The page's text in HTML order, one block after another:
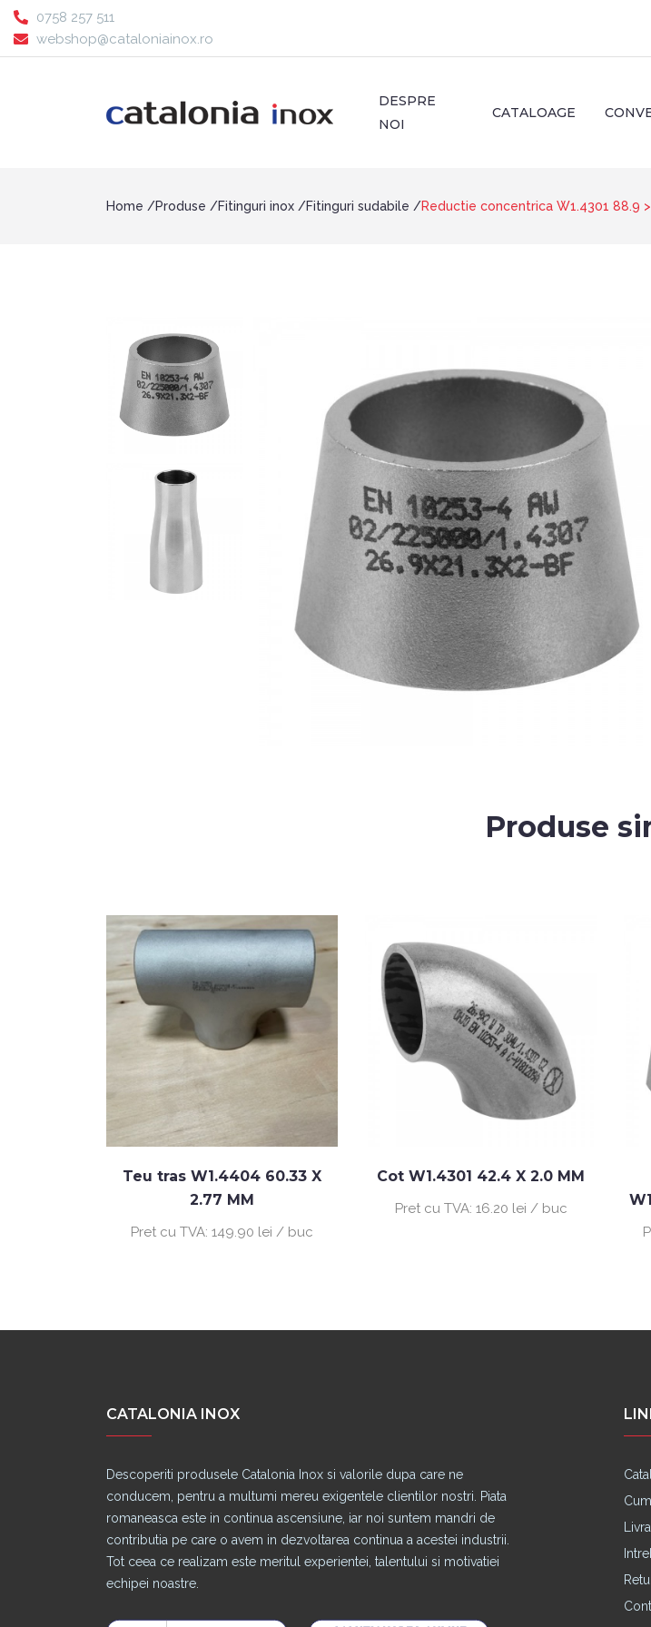
0758 257 511
webshop@cataloniainox.ro
DESPRE
NOI
CATALOAGE
Home Produse Fitinguri inox Fitinguri sudabile Reductie concentrica W1.4301 88.9
Produse
Teu tras W1.4404 60.33 X
2.77 MM
Pret cu TVA: 149.90 lei / buc
Cot W1.4301 42.4 X 2.0 MM
Pret cu TVA: 16.20 lei / buc
CATALONIA INOX
Descoperiti produsele Catalonia Inox si valorile dupa care ne
conducem, pentru a multumi mereu exigentele clientilor nostri. Piata
romaneasca este in continua ascensiune, iar noi suntem mandri de
contributia pe care o avem in dezvoltarea continua a acestei industrii.
Tot ceea ce realizam este meritul experientei, talentului si motivatiei
echipei noastre.